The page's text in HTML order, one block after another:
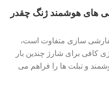
های هوشمند ژنگ چقدر
سازی متفاوت است،
کافی برای شارژ چندین بار
و تبلت ها را فراهم می